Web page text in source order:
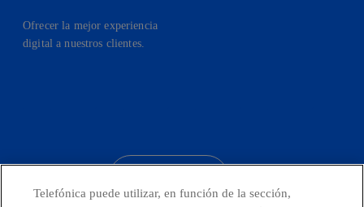
Ofrecer la mejor experiencia
digital a nuestros clientes.
Telefónica puede utilizar, en función de la sección,